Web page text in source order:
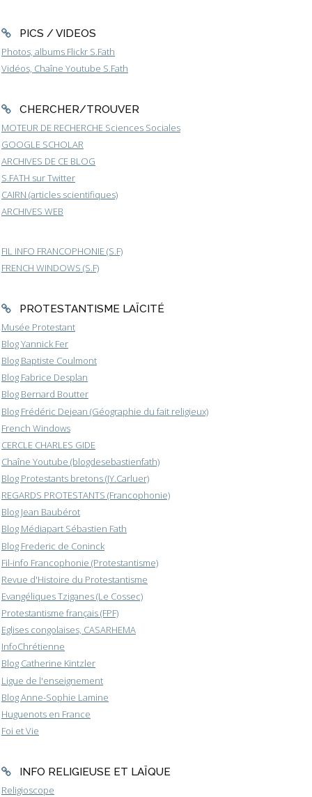
PICS / VIDEOS
Photos, albums Flickr S.Fath
Vidéos, Chaîne Youtube S.Fath
CHERCHER/TROUVER
MOTEUR DE RECHERCHE Sciences Sociales
GOOGLE SCHOLAR
ARCHIVES DE CE BLOG
S.FATH sur Twitter
CAIRN (articles scientifiques)
ARCHIVES WEB
FIL INFO FRANCOPHONIE (S.F)
FRENCH WINDOWS (S.F)
PROTESTANTISME LAÏCITÉ
Musée Protestant
Blog Yannick Fer
Blog Baptiste Coulmont
Blog Fabrice Desplan
Blog Bernard Boutter
Blog Frédéric Dejean (Géographie du fait religieux)
French Windows
CERCLE CHARLES GIDE
Chaîne Youtube (blogdesebastienfath)
Blog Protestants bretons (JY.Carluer)
REGARDS PROTESTANTS (Francophonie)
Blog Jean Baubérot
Blog Médiapart Sébastien Fath
Blog Frederic de Coninck
Fil-info Francophonie (Protestantisme)
Revue d'Histoire du Protestantisme
Evangéliques Tziganes (Le Cossec)
Protestantisme français (FPF)
Eglises congolaises, CASARHEMA
InfoChrétienne
Blog Catherine Kintzler
Ligue de l'enseignement
Blog Anne-Sophie Lamine
Huguenots en France
Foi et Vie
INFO RELIGIEUSE ET LAÏQUE
Religioscope